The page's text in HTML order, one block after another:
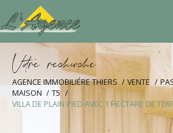
Vore recece
AGENCE IMMOBILIÉRE THIERS VENTE
MAISON
T5
VILLA DE PLAIN PIED AVEC 1 HECTARE DE